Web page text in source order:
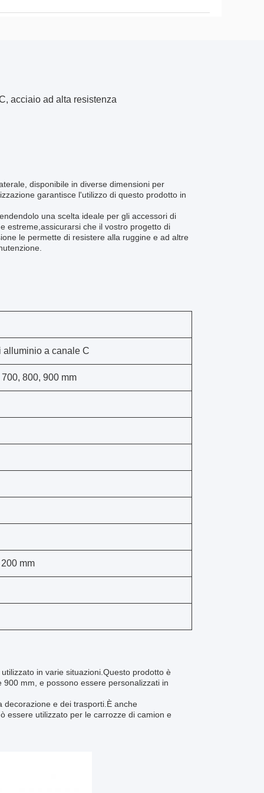
acciaio ad alta resistenza
disponibile in diverse dimensioni per
garantisce l'utilizzo di questo prodotto in
una scelta ideale per gli accessori di
estreme,assicurarsi che il vostro progetto di
le permette di resistere alla ruggine e ad altre
a canale C
800, 900 mm
mm
in varie situazioni.Questo prodotto è
mm, e possono essere personalizzati in
decorazione e dei trasporti.È anche
essere utilizzato per le carrozze di camion e